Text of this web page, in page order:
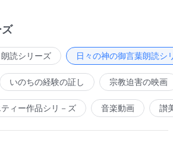
朗読シリーズ 日々の神の御言葉朗読シ
いのちの経験の証し 宗教迫害の映画
ィー作品シリ－ズ 音楽動画 讃